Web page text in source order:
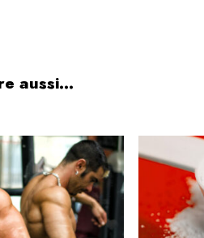
aussi...